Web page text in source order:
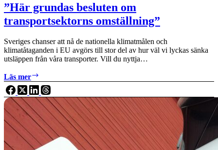
”Här grundas besluten om
transportsektorns omställning”
Sveriges chanser att nå de nationella klimatmålen och
klimatåtaganden i EU avgörs till stor del av hur väl vi lyckas sänka
utsläppen från våra transporter. Vill du nyttja…
Läs mer
grundas
besluten
om
transportsektorns
omställning”